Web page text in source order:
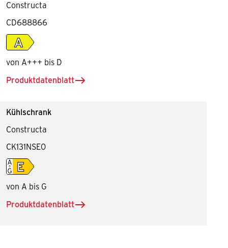
Constructa
CD688866
von A+++ bis D
Produktdatenblatt
herunterladen für Dunstabzugshaube
Kühlschrank
Constructa
CK131NSE0
von A bis G
Produktdatenblatt
herunterladen für Kühlschrank